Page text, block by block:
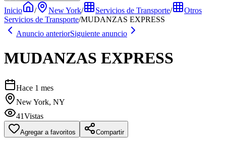
Inicio / New York/ Servicios de Transporte/
Otros
Servicios de Transporte/MUDANZAS EXPRESS
Anuncio anteriorSiguiente anuncio
MUDANZAS EXPRESS
Hace 1 mes
New York, NY
41Vistas
Agregar a favoritos Compartir